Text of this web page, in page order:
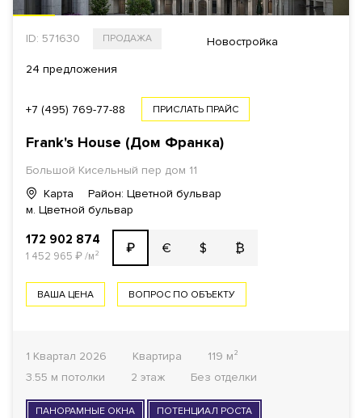
ID: 571630 ПРОДАЖА Новостройка
24 предложения
+7 (495) 769-77-88 ПРИСЛАТЬ ПРАЙС
Frank's House (Дом Франка)
Большой Кисельный пер дом 11
Карта
Район: Цветной бульвар
м. Цветной бульвар
172 902 874
1 452 965 ₽/м² ₽ € $ ₿
ВАША ЦЕНА ВОПРОС ПО ОБЪЕКТУ
1 Квартал 2026 Квартира
119 м²
3.55 м потолки
2 этаж Без отделки
ПАНОРАМНЫЕ ОКНА ПОТЕНЦИАЛ РОСТА